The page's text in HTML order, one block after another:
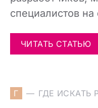
специалистов
ЧИТАТЬ СТАТЬЮ
Г ГДЕ ИСКАТЬ